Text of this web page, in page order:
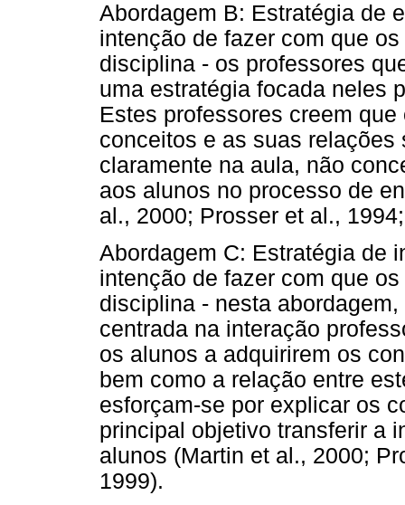
Abordagem B: Estratégia de
intenção de fazer com que
disciplina - os professores
uma estratégia focada neles
Estes professores creem
conceitos e as suas
claramente na aula, não
aos alunos no processo de
al., 2000; Prosser et al.,
Abordagem C: Estratégia de
intenção de fazer com que
disciplina - nesta
centrada na interação
os alunos a adquirirem os
bem como a relação entre
esforçam-se por explicar os
principal objetivo transferir a
alunos (Martin et al., 2000;
1999).